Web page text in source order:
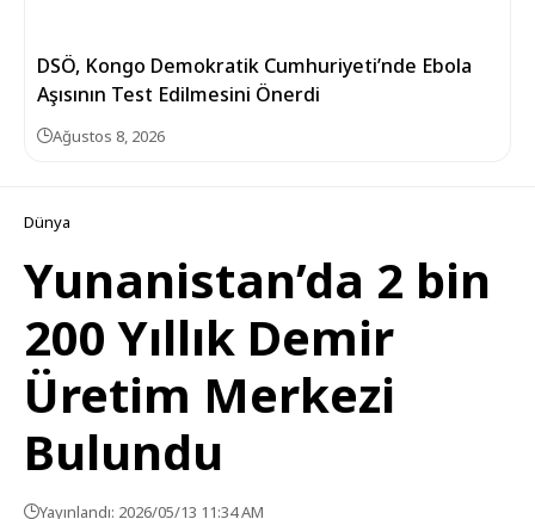
DSÖ, Kongo Demokratik Cumhuriyeti’nde Ebola
Aşısının Test Edilmesini Önerdi
Ağustos 8, 2026
Dünya
Yunanistan’da 2 bin
200 Yıllık Demir
Üretim Merkezi
Bulundu
Yayınlandı: 2026/05/13 11:34 AM